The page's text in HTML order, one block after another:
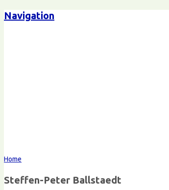
Navigation
Home
Steffen-Peter Ballstaedt